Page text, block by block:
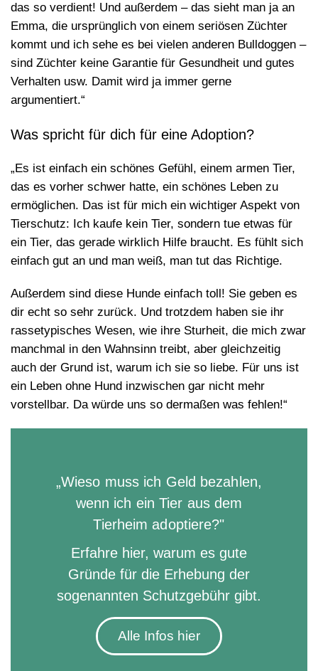
das so verdient! Und außerdem – das sieht man ja an
Emma, die ursprünglich von einem seriösen Züchter
kommt und ich sehe es bei vielen anderen Bulldoggen –
sind Züchter keine Garantie für Gesundheit und gutes
Verhalten usw. Damit wird ja immer gerne
argumentiert.“
Was spricht für dich für eine Adoption?
„Es ist einfach ein schönes Gefühl, einem armen Tier,
das es vorher schwer hatte, ein schönes Leben zu
ermöglichen. Das ist für mich ein wichtiger Aspekt von
Tierschutz: Ich kaufe kein Tier, sondern tue etwas für
ein Tier, das gerade wirklich Hilfe braucht. Es fühlt sich
einfach gut an und man weiß, man tut das Richtige.
Außerdem sind diese Hunde einfach toll! Sie geben es
dir echt so sehr zurück. Und trotzdem haben sie ihr
rassetypisches Wesen, wie ihre Sturheit, die mich zwar
manchmal in den Wahnsinn treibt, aber gleichzeitig
auch der Grund ist, warum ich sie so liebe. Für uns ist
ein Leben ohne Hund inzwischen gar nicht mehr
vorstellbar. Da würde uns so dermaßen was fehlen!“
„Wieso muss ich Geld bezahlen,
wenn ich ein Tier aus dem
Tierheim adoptiere?"
Erfahre hier, warum es gute
Gründe für die Erhebung der
sogenannten Schutzgebühr gibt.
Alle Infos hier